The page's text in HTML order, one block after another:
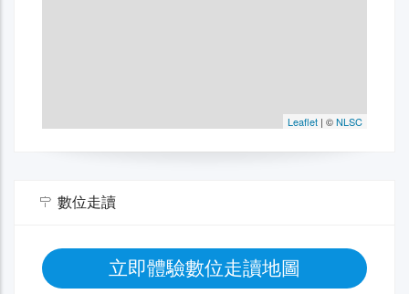
數位走讀
立即體驗數位走讀地圖